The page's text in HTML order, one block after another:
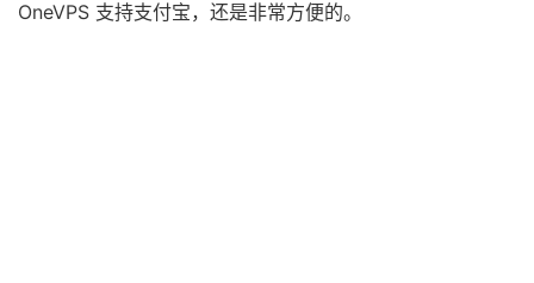
OneVPS 支持支付宝，还是非常方便的。